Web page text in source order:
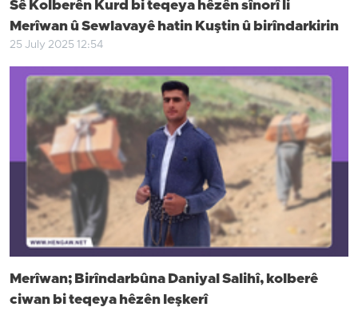
Sê Kolberên Kurd bi teqeya hêzên sînorî li
Merîwan û Sewlavayê hatin Kuştin û birîndarkirin
25 July 2025 12:54
Merîwan; Birîndarbûna Daniyal Salihî, kolberê
ciwan bi teqeya hêzên leşkerî